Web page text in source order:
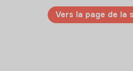
Vers la page de la